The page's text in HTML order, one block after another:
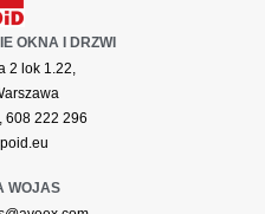
OKNA I DRZWI
2 lok 1.22,
608 222 296
WOJAS